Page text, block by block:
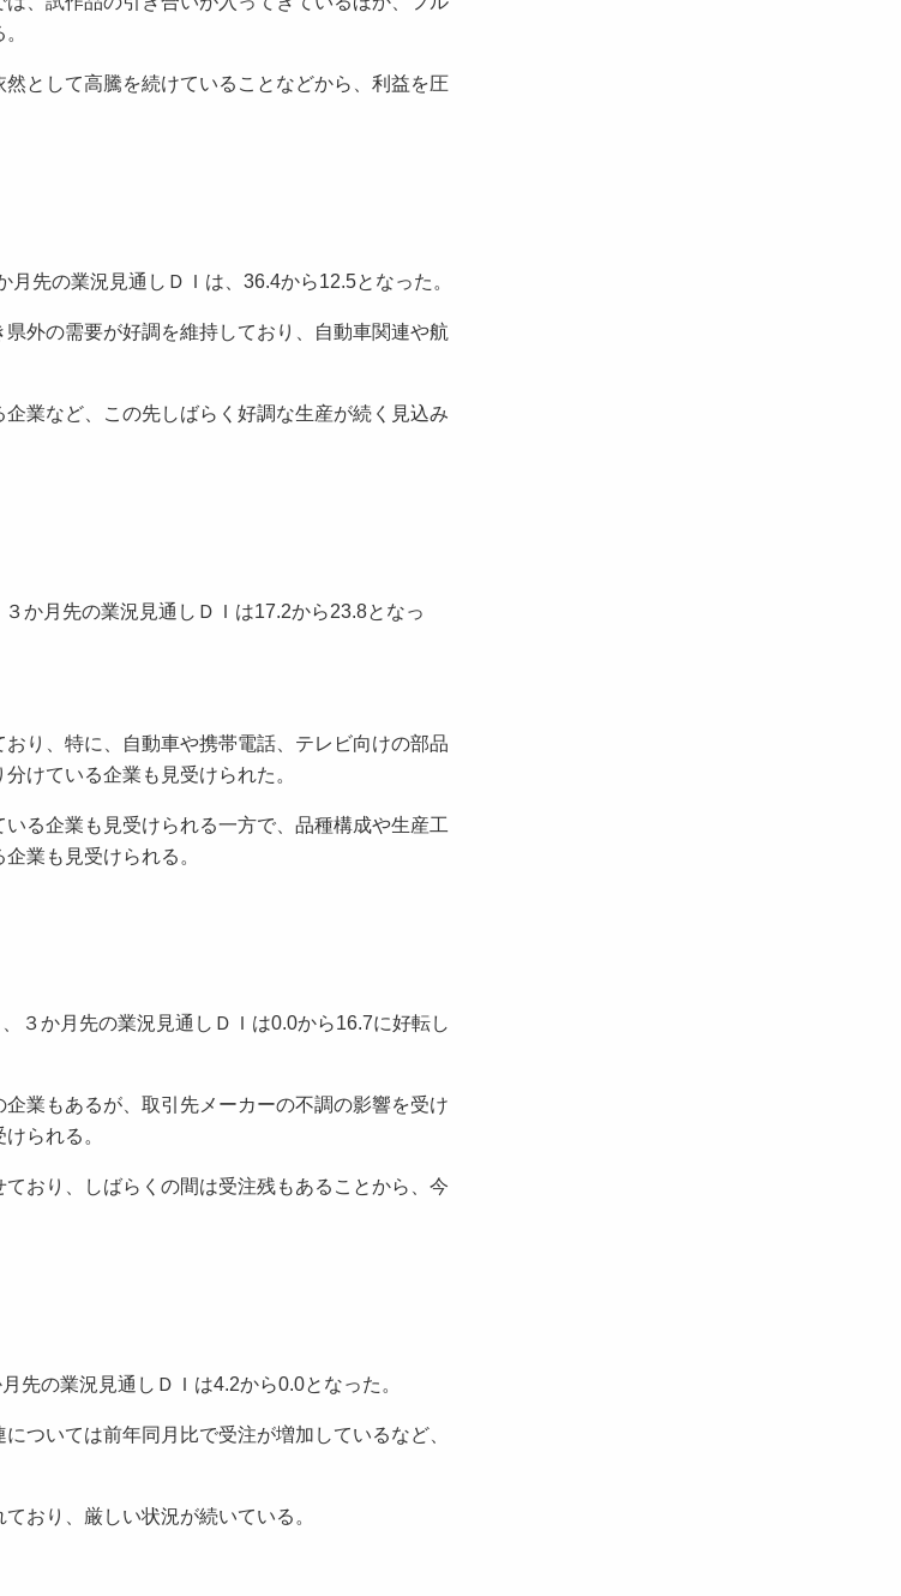
として高騰を続けていることなどから、利益を圧
先の業況見通しＤＩは、36.4から12.5となった。
外の需要が好調を維持しており、自動車関連や航
業など、この先しばらく好調な生産が続く見込み
か月先の業況見通しＤＩは17.2から23.8となっ
り、特に、自動車や携帯電話、テレビ向けの部品
けている企業も見受けられた。
る企業も見受けられる一方で、品種構成や生産工
業も見受けられる。
３か月先の業況見通しＤＩは0.0から16.7に好転し
業もあるが、取引先メーカーの不調の影響を受け
られる。
おり、しばらくの間は受注残もあることから、今
の業況見通しＤＩは4.2から0.0となった。
ついては前年同月比で受注が増加しているなど、
おり、厳しい状況が続いている。